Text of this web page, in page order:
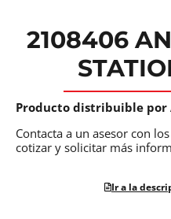
2108406
Producto distribuible por
Contacta a un asesor con
cotizar y solicitar más
Ir a la